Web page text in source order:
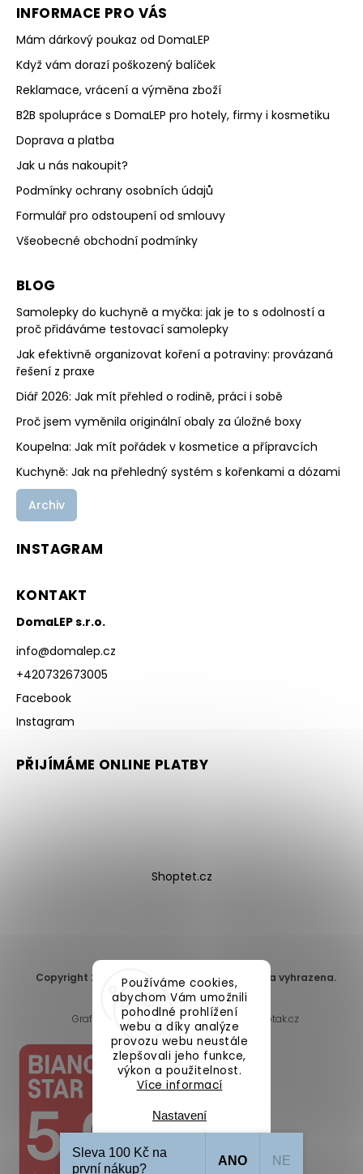
Používáme cookies,
abychom Vám umožnili
pohodlné prohlížení
webu a díky analýze
provozu webu neustále
zlepšovali jeho funkce,
výkon a použitelnost.
Více informací
Nastavení
INFORMACE PRO VÁS
Mám dárkový poukaz od DomaLEP
Když vám dorazí poškozený balíček
Reklamace, vrácení a výměna zboží
B2B spolupráce s DomaLEP pro hotely, firmy i kosmetiku
Doprava a platba
Jak u nás nakoupit?
Podmínky ochrany osobních údajů
Formulář pro odstoupení od smlouvy
Všeobecné obchodní podmínky
BLOG
Samolepky do kuchyně a myčka: jak je to s odolností a
proč přidáváme testovací samolepky
Jak efektivně organizovat koření a potraviny: provázaná
řešení z praxe
Diář 2026: Jak mít přehled o rodině, práci i sobě
Proč jsem vyměnila originální obaly za úložné boxy
Koupelna: Jak mít pořádek v kosmetice a přípravcích
Kuchyně: Jak na přehledný systém s kořenkami a dózami
Archiv
INSTAGRAM
KONTAKT
DomaLEP s.r.o.
info@domalep.cz
+420732673005
Facebook
Instagram
PŘIJÍMÁME ONLINE PLATBY
Shoptet.cz
Copyright 2026 DomaLEP s.r.o. . Všechna práva vyhrazena.
Upravit nastavení cookies
Grafický návrh vytvořil a nakódoval
Shoptak.cz
Sleva 100 Kč na
první nákup?
ANO NE